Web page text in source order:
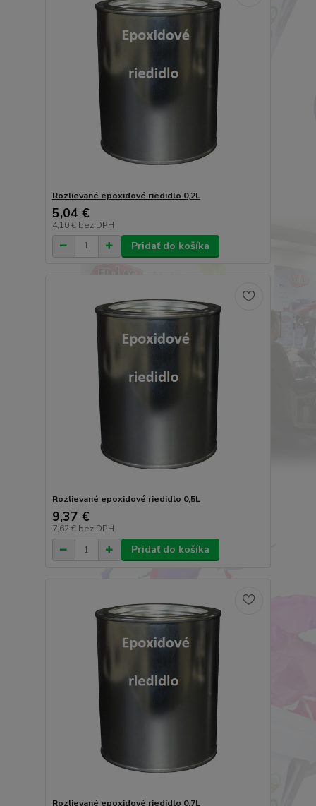
Rozlievané epoxidové riedidlo 0,2L
5,04 €
4,10 € bez DPH
Pridať do košíka
Rozlievané epoxidové riedidlo 0,5L
9,37 €
7,62 € bez DPH
Pridať do košíka
Rozlievané epoxidové riedidlo 0,7L